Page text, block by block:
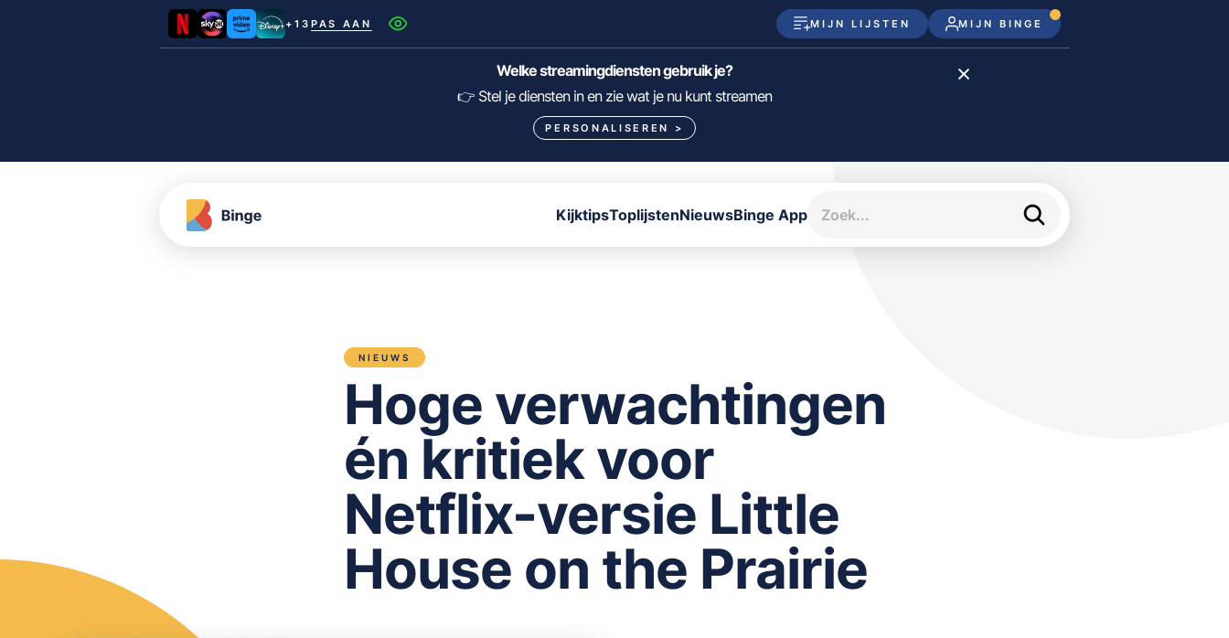
+13 PAS AAN MIJN LIJSTEN MIJN BINGE
Netflix SkyShowtime Prime Video Disney+
HBO Max NPO Start
Pathé Thuis
Welke streamingdiensten gebruik je?
👉 Stel je diensten in en zie wat je nu kunt streamen
PERSONALISEREN >
KijktipsToplijstenNieuwsBinge App
NIEUWS
Hoge verwachtingen
én kritiek voor
Netflix-versie Little
House on the Prairie